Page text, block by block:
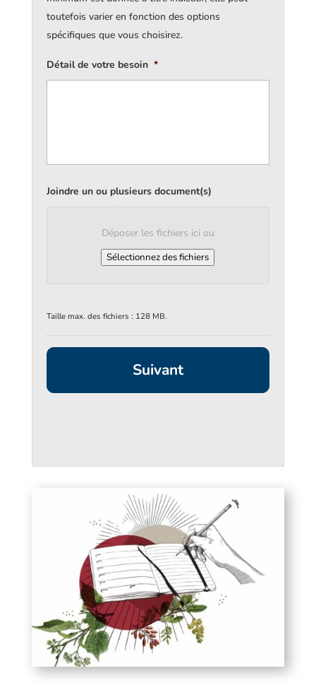
toutefois varier en fonction des options
spécifiques que vous choisirez.
Détail de votre besoin *
Joindre un ou plusieurs document(s)
Déposer les fichiers ici ou
Sélectionnez des fichiers
Taille max. des fichiers : 128 MB.